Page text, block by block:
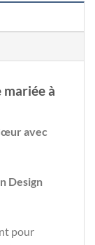
mariée à
avec
Design
pour